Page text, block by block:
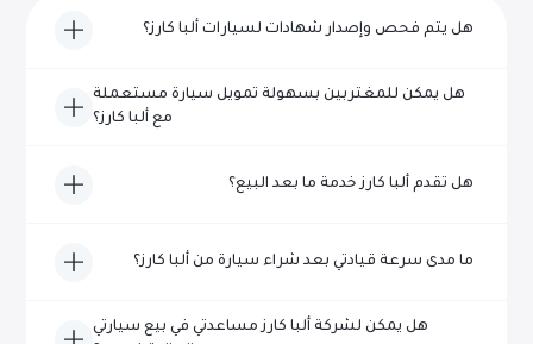
هل يتم فحص وإصدار شهادات لسيارات ألبا كارز؟
نعم، تخضع كل مركبة من سيارات ألبا كارز لفحص شامل ويتم
اعتمادها من حيث الجودة والموثوقية قبل إدراجها للبيع.
هل يمكن للمغتربين بسهولة تمويل سيارة مستعملة
مع ألبا كارز؟
بالتأكيد! يتخصص فريقنا ذو الخبرة في مساعدة المغتربين في
تأمين تمويل سريع وخالٍ من المتاعب لشراء السيارات في دبي.
هل تقدم ألبا كارز خدمة ما بعد البيع؟
نعم، تقدم ألبا كارز خدمات شاملة لما بعد البيع، بما في ذلك
خيارات الضمان والصيانة وخدمة العملاء المستمرة.
ما مدى سرعة قيادتي بعد شراء سيارة من ألبا كارز؟
عادةً في غضون 48 ساعة - يدير فريقنا المخصص جميع
هل يمكن لشركة ألبا كارز مساعدتي في بيع سيارتي